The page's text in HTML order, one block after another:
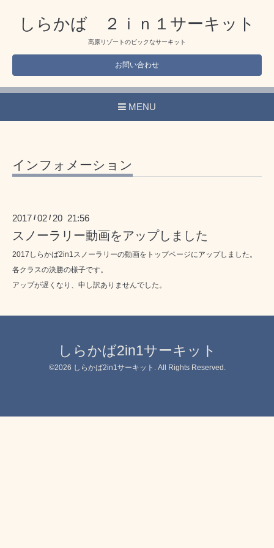
しらかば ２ｉｎ１サーキット
高原リゾートのビックなサーキット
お問い合わせ
MENU
インフォメーション
2017 /02 / 20 21:56
スノーラリー動画をアップしました
2017しらかば2in1スノーラリーの動画をトップページにアップしました。
各クラスの決勝の様子です。
アップが遅くなり、申し訳ありませんでした。
しらかば2in1サーキット
©2026 しらかば2in1サーキット . All Rights Reserved.